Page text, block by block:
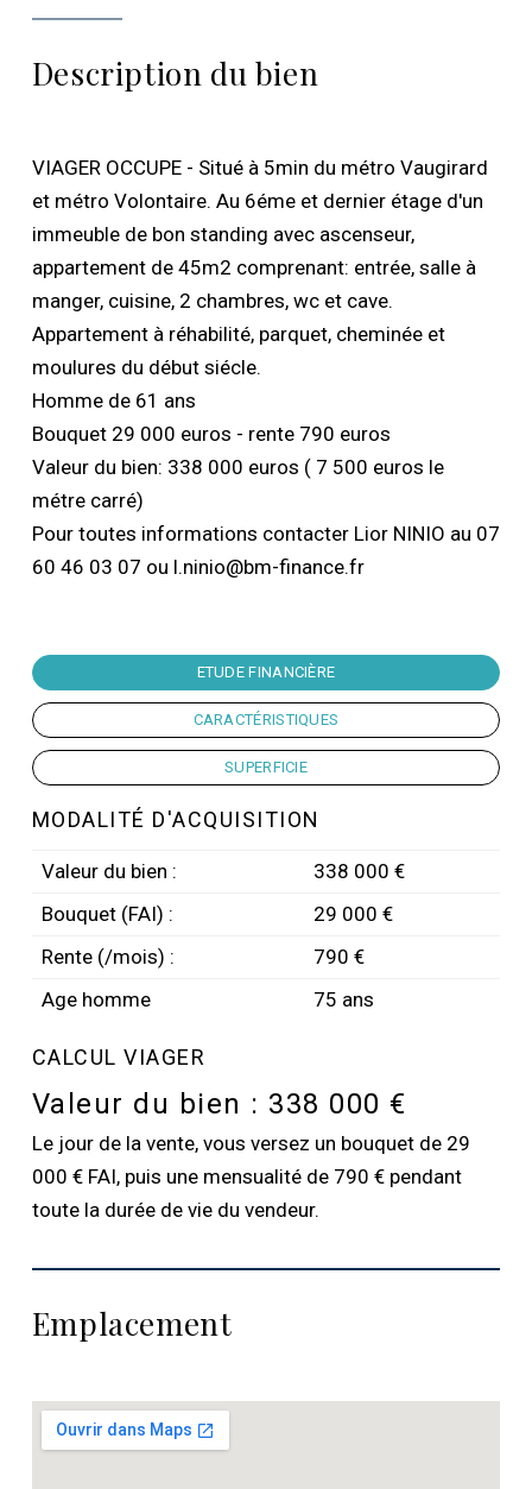
Description du bien
VIAGER OCCUPE - Situé à 5min du métro Vaugirard
et métro Volontaire. Au 6éme et dernier étage d'un
immeuble de bon standing avec ascenseur,
appartement de 45m2 comprenant: entrée, salle à
manger, cuisine, 2 chambres, wc et cave.
Appartement à réhabilité, parquet, cheminée et
moulures du début siécle.
Homme de 61 ans
Bouquet 29 000 euros - rente 790 euros
Valeur du bien: 338 000 euros ( 7 500 euros le
métre carré)
Pour toutes informations contacter Lior NINIO au 07
60 46 03 07 ou l.ninio@bm-finance.fr
ETUDE FINANCIÈRE
CARACTÉRISTIQUES
SUPERFICIE
MODALITÉ D'ACQUISITION
Valeur du bien :
338 000 €
Bouquet (FAI) :
29 000 €
Rente (/mois) :
790 €
Age homme
75 ans
CALCUL VIAGER
Valeur du bien : 338 000 €
Le jour de la vente, vous versez un bouquet de 29
000 € FAI, puis une mensualité de 790 € pendant
toute la durée de vie du vendeur.
Emplacement